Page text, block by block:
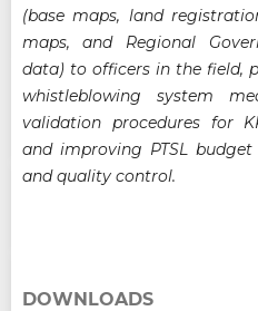
(base maps, land
maps, and Regional
data) to officers in the field,
whistleblowing system
validation procedures for
and improving PTSL
and quality control.
DOWNLOADS